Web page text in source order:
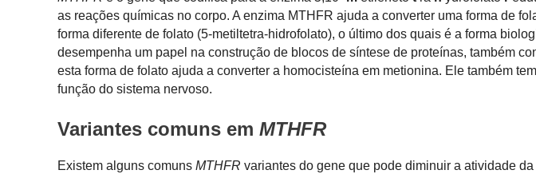
as reações químicas no corpo. A enzima MTHFR ajuda a converter uma forma de
forma diferente de folato (5-metiltetra-hidrofolato), o último dos quais é a forma
desempenha um papel na construção de blocos de síntese de proteínas, também
esta forma de folato ajuda a converter a homocisteína em metionina. Ele também
função do sistema nervoso.
Variantes comuns em MTHFR
Existem alguns comuns MTHFR variantes do gene que pode diminuir a atividade